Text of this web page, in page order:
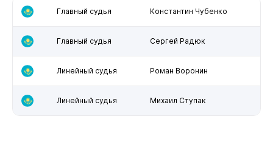
Главный судья Константин Чубенко
Главный судья Сергей Радюк
Линейный судья Роман Воронин
Линейный судья Михаил Ступак